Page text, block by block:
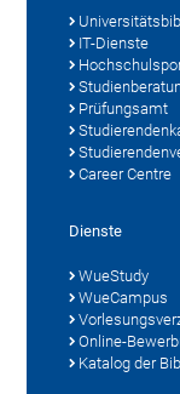
IT-Dienste
Prüfungsamt
Career Centre
Dienste
WueStudy
WueCampus
Online-
Katalog der